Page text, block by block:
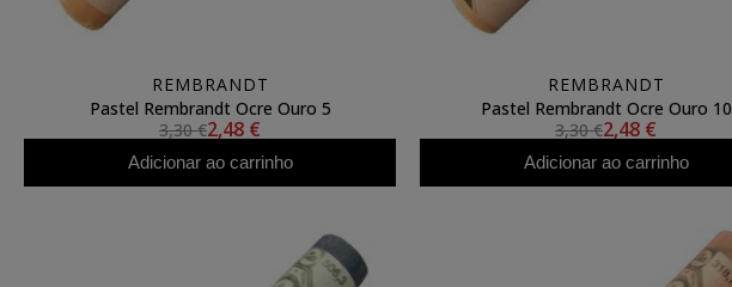
REMBRANDT
Pastel Rembrandt Ocre Ouro 5
3,30 €2,48 €
Adicionar ao carrinho
REMBRANDT
Pastel Rembrandt Ocre Ouro 10
3,30 €2,48 €
Adicionar ao carrinho